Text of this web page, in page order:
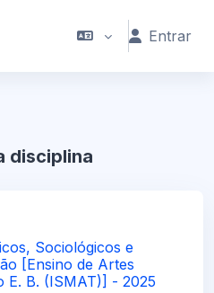
Entrar
disciplina
Sociológicos e
[Ensino de Artes
E. B. (ISMAT)] - 2025